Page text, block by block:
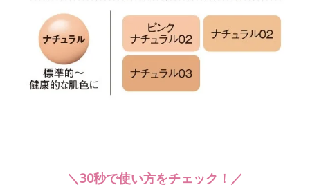
＼30秒で使い方をチェック！／